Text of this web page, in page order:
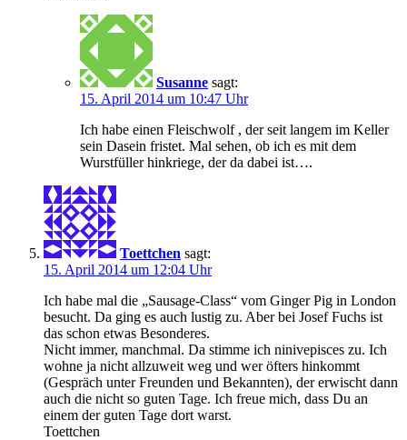
Susanne sagt:
15. April 2014 um 10:47 Uhr
Ich habe einen Fleischwolf , der seit langem im Keller
sein Dasein fristet. Mal sehen, ob ich es mit dem
Wurstfüller hinkriege, der da dabei ist….
Toettchen sagt:
15. April 2014 um 12:04 Uhr
Ich habe mal die „Sausage-Class“ vom Ginger Pig in London
besucht. Da ging es auch lustig zu. Aber bei Josef Fuchs ist
das schon etwas Besonderes.
Nicht immer, manchmal. Da stimme ich ninivepisces zu. Ich
wohne ja nicht allzuweit weg und wer öfters hinkommt
(Gespräch unter Freunden und Bekannten), der erwischt dann
auch die nicht so guten Tage. Ich freue mich, dass Du an
einem der guten Tage dort warst.
Toettchen